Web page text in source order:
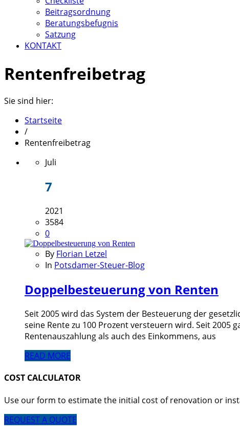
Beitragsordnung
Beratungsbefugnis
Satzung
KONTAKT
Rentenfreibetrag
Sie sind hier:
Startseite
/
Rentenfreibetrag
Juli
7
2021
3584
0
By Florian Letzel
In Potsdamer-Steuer-Blog
Doppelbesteuerung von Renten
Seit 2005 wird das System der Besteuerung der
seine Rente zu 100 Prozent versteuern wird. Seit 2005
Rentenauszahlung als auch des Einkommens, aus
READ MORE
COST CALCULATOR
Use our form to estimate the initial cost of renovation or
REQUEST A QUOTE